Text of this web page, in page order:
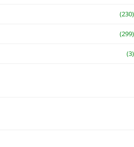
(230)
(299)
(3)